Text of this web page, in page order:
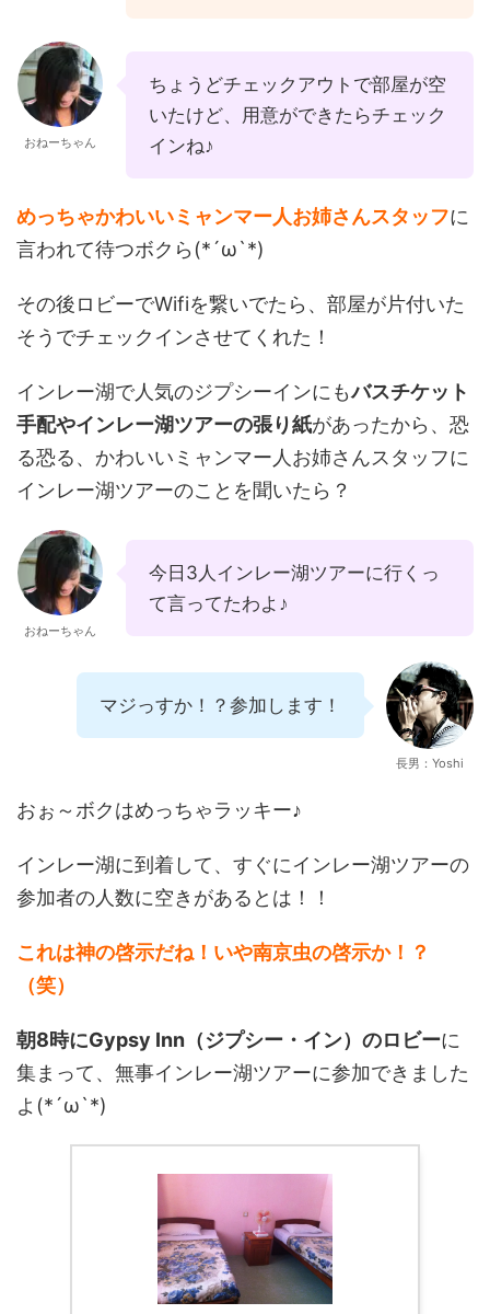
おねーちゃん
ちょうどチェックアウトで部屋が空
いたけど、用意ができたらチェック
インね♪
めっちゃかわいいミャンマー人お姉さんスタッフに
言われて待つボクら(*´ω`*)
その後ロビーでWifiを繋いでたら、部屋が片付いた
そうでチェックインさせてくれた！
インレー湖で人気のジプシーインにもバスチケット
手配やインレー湖ツアーの張り紙があったから、恐
る恐る、かわいいミャンマー人お姉さんスタッフに
インレー湖ツアーのことを聞いたら？
おねーちゃん
今日3人インレー湖ツアーに行くっ
て言ってたわよ♪
マジっすか！？参加します！
長男：Yoshi
おぉ～ボクはめっちゃラッキー♪
インレー湖に到着して、すぐにインレー湖ツアーの
参加者の人数に空きがあるとは！！
これは神の啓示だね！いや南京虫の啓示か！？
（笑）
朝8時にGypsy Inn（ジプシー・イン）のロビーに
集まって、無事インレー湖ツアーに参加できました
よ(*´ω`*)